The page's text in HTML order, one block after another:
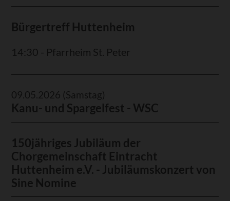
Bürgertreff Huttenheim
14:30 - Pfarrheim St. Peter
09.05.2026 (Samstag)
Kanu- und Spargelfest - WSC
150jähriges Jubiläum der
Chorgemeinschaft Eintracht
Huttenheim e.V. - Jubiläumskonzert von
Sine Nomine